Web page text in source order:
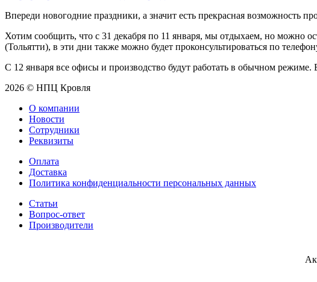
Впереди новогодние праздники, а значит есть прекрасная возможность
Хотим сообщить, что с 31 декабря по 11 января, мы отдыхаем, но можно
(Тольятти), в эти дни также можно будет проконсультироваться по
С 12 января все офисы и производство будут работать в обычном режиме.
2026 © НПЦ Кровля
О компании
Новости
Сотрудники
Реквизиты
Оплата
Доставка
Политика конфиденциальности персональных данных
Статьи
Вопрос-ответ
Производители